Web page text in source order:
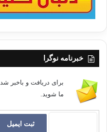
خبرنامه نوگرا
برای دریافت و باخبر
ما شوید.